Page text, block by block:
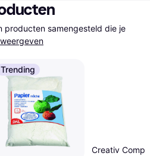
producten samengesteld die je
Trending
Creativ